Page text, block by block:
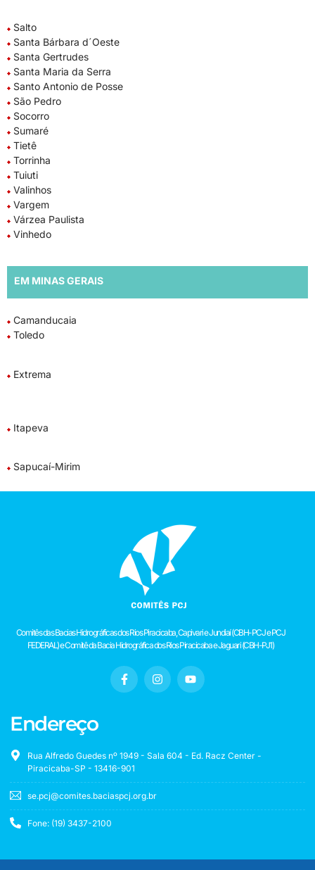
Salto
Santa Bárbara d´Oeste
Santa Gertrudes
Santa Maria da Serra
Santo Antonio de Posse
São Pedro
Socorro
Sumaré
Tietê
Torrinha
Tuiuti
Valinhos
Vargem
Várzea Paulista
Vinhedo
EM MINAS GERAIS
Camanducaia
Toledo
Extrema
Itapeva
Sapucaí-Mirim
Comitês das Bacias Hidrográficas dos Rios Piracicaba, Capivari e Jundiaí (CBH-PCJ e PCJ
FEDERAL) e Comitê da Bacia Hidrográfica dos Rios Piracicaba e Jaguari (CBH-PJ1)
Endereço
Rua Alfredo Guedes nº 1949 - Sala 604 - Ed. Racz Center -
Piracicaba-SP - 13416-901
se.pcj@comites.baciaspcj.org.br
Fone: (19) 3437-2100